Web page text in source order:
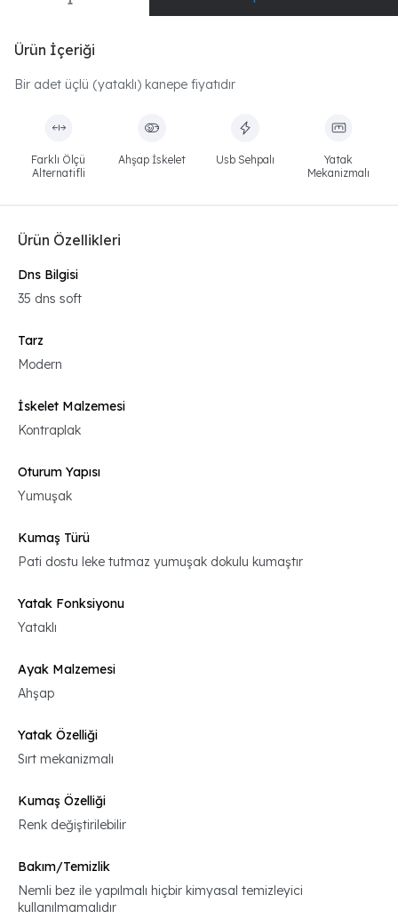
Ürün İçeriği
Bir adet üçlü (yataklı) kanepe fiyatıdır
Farklı Ölçü
Alternatifli
Ahşap İskelet Usb Sehpalı
Yatak
Mekanizmalı
Ürün Özellikleri
Dns Bilgisi
35 dns soft
Tarz
Modern
İskelet Malzemesi
Kontraplak
Oturum Yapısı
Yumuşak
Kumaş Türü
Pati dostu leke tutmaz yumuşak dokulu kumaştır
Yatak Fonksiyonu
Yataklı
Ayak Malzemesi
Ahşap
Yatak Özelliği
Sırt mekanizmalı
Kumaş Özelliği
Renk değiştirilebilir
Bakım/Temizlik
Nemli bez ile yapılmalı hiçbir kimyasal temizleyici
kullanılmamalıdır